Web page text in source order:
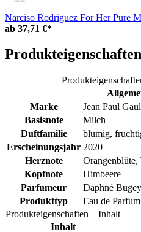
Narciso Rodriguez For Her Pure
ab 37,71 €*
Produkteigenschaften
Marke
Jean Paul
Basisnote
Milch
Duftfamilie
blumig,
Erscheinungsjahr 2020
Herznote
Orangenblüte,
Kopfnote
Himbeere
Parfumeur
Daphné
Produkttyp
Eau de Parfum
Produkteigenschaften – Inhalt
Inhalt